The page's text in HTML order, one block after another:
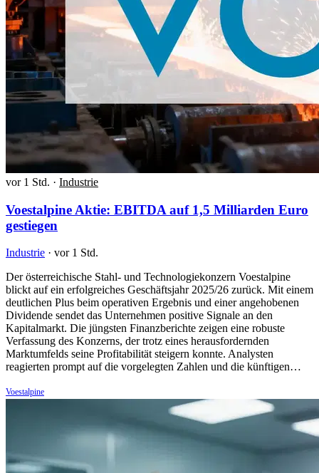
vor 1 Std. · Industrie
Voestalpine Aktie: EBITDA auf 1,5 Milliarden Euro
gestiegen
Industrie · vor 1 Std.
Der österreichische Stahl- und Technologiekonzern Voestalpine
blickt auf ein erfolgreiches Geschäftsjahr 2025/26 zurück. Mit einem
deutlichen Plus beim operativen Ergebnis und einer angehobenen
Dividende sendet das Unternehmen positive Signale an den
Kapitalmarkt. Die jüngsten Finanzberichte zeigen eine robuste
Verfassung des Konzerns, der trotz eines herausfordernden
Marktumfelds seine Profitabilität steigern konnte. Analysten
reagierten prompt auf die vorgelegten Zahlen und die künftigen…
Voestalpine